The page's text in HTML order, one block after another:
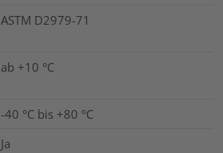
ASTM D2979-71
ab +10 °C
-40 °C bis +80 °C
Ja